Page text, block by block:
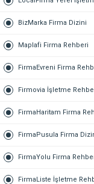
BizMarka Firma Dizini
Maplafi Firma Rehberi
FirmaEvreni Firma
Firmovia İşletme
FirmaHaritam Firma
FirmaPusula Firma
FirmaYolu Firma
FirmaListe İşletme